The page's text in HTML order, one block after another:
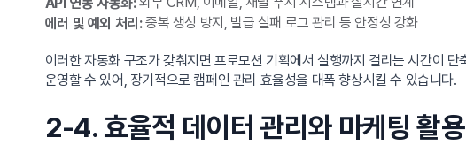
에러 및 예외 처리:중복 생성 방지, 발급 실패 로그 관리 등 안정성 강화
이러한 자동화 구조가 갖춰지면 프로모션 기획에서 실행까지 걸리는 시간이
운영할 수 있어, 장기적으로 캠페인 관리 효율성을 대폭 향상시킬 수 있습니다.
2-4. 효율적 데이터 관리와 마케팅 활용